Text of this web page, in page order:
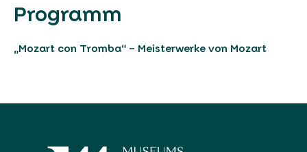
Programm
„Mozart con Tromba“ – Meisterwerke von Mozart